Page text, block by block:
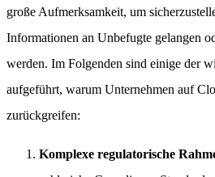
große Aufmerksamkeit, um
Informationen an Unbefugte gelangen
werden. Im Folgenden sind einige der
aufgeführt, warum Unternehmen auf
zurückgreifen:
Komplexe regulatorische